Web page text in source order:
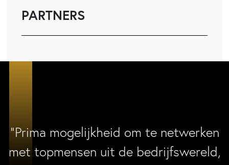
PARTNERS
“Prima mogelijkheid om te netwerken
met topmensen uit de bedrijfswereld,